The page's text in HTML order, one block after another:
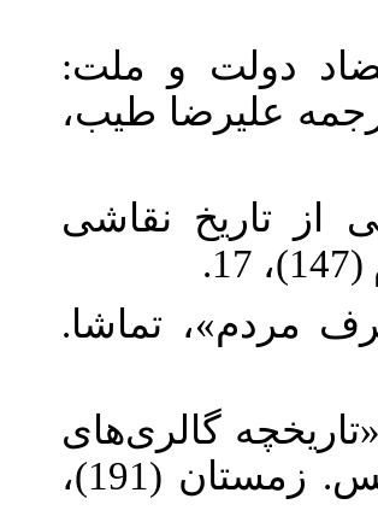
همایون. (1387). تضاد دولت و ملت:
علیرضا طیب،
از تاریخ نقاشی
بی‌حرف مردم»، تماشا.
(1389الف). «تاریخچه گالری‌های
تهران 1. گالری خانه آفتاب»، تندیس. زمستان (191)،